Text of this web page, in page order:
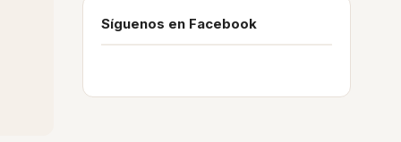
Síguenos en Facebook